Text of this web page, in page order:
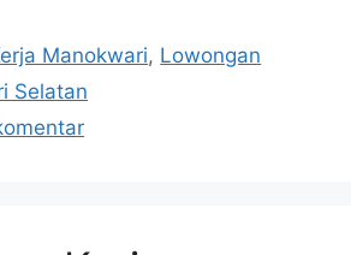
Manokwari, Lowongan
Selatan